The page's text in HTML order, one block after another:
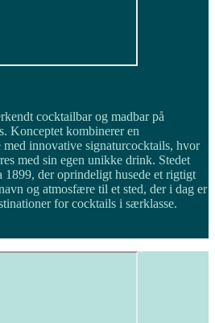
cocktailbar og madbar på
Konceptet kombinerer en
med innovative signaturcocktails, hvor
med sin egen unikke drink. Stedet
der oprindeligt husede et rigtigt
og atmosfære til et sted, der i dag er
for cocktails i særklasse.